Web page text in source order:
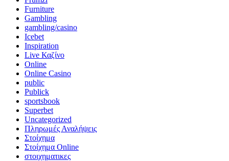
Furniture
Gambling
gambling/casino
Icebet
Inspiration
Live Καζίνο
Online
Online Casino
public
Publick
sportsbook
Superbet
Uncategorized
Πληρωμές Αναλήψεις
Στοίχημα
Στοίχημα Online
στοιχηματικες